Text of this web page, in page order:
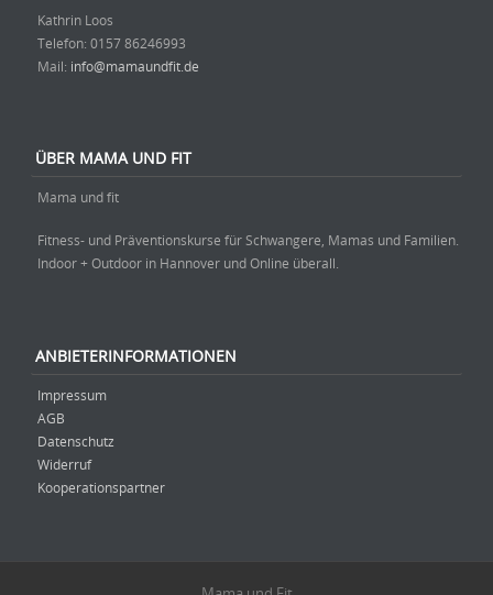
Kathrin Loos
Telefon: ‭0157 86246993‬
Mail: info@mamaundfit.de
ÜBER MAMA UND FIT
Mama und fit
Fitness- und Präventionskurse für Schwangere, Mamas und Familien.
Indoor + Outdoor in Hannover und Online überall.
ANBIETERINFORMATIONEN
Impressum
AGB
Datenschutz
Widerruf
Kooperationspartner